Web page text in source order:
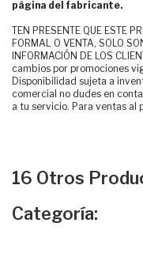
página del fabricante.
TEN PRESENTE QUE ESTE
FORMAL O VENTA, SOLO
INFORMACIÓN DE LOS
cambios por promociones
Disponibilidad sujeta a
comercial no dudes en
a tu servicio. Para ventas al
16 Otros
Categoría: